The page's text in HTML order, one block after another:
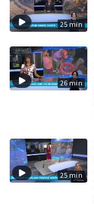
25 min
26 min
25 min